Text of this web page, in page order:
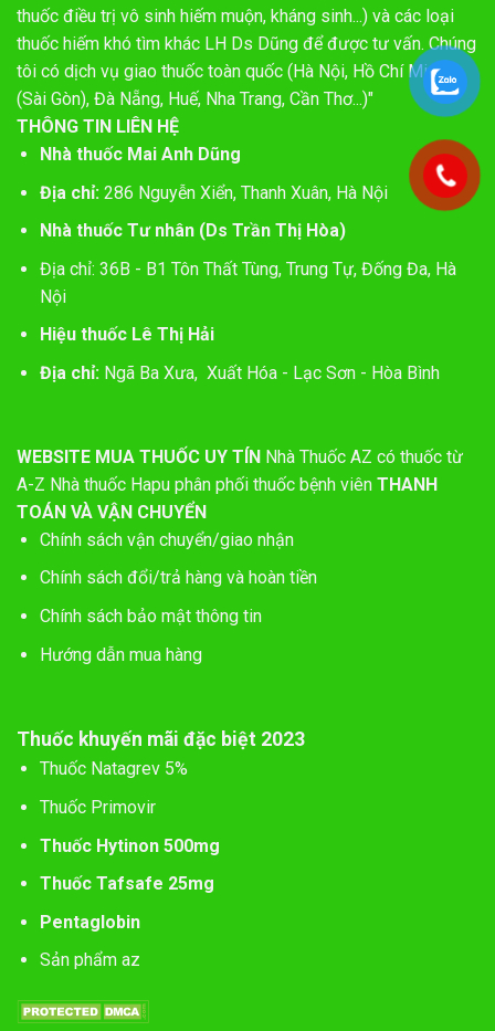
thuốc điều trị vô sinh hiếm muộn, kháng sinh...) và các loại
thuốc hiếm khó tìm khác LH Ds Dũng để được tư vấn. Chúng
tôi có dịch vụ giao thuốc toàn quốc (Hà Nội, Hồ Chí Minh
(Sài Gòn), Đà Nẵng, Huế, Nha Trang, Cần Thơ...)"
THÔNG TIN LIÊN HỆ
Nhà thuốc Mai Anh Dũng
Địa chỉ:286 Nguyễn Xiển, Thanh Xuân, Hà Nội
Nhà thuốc Tư nhân (Ds Trần Thị Hòa)
Địa chỉ: 36B - B1 Tôn Thất Tùng, Trung Tự, Đống Đa, Hà
Nội
Hiệu thuốc Lê Thị Hải
Địa chỉ: Ngã Ba Xưa, Xuất Hóa - Lạc Sơn - Hòa Bình
WEBSITE MUA THUỐC UY TÍN Nhà Thuốc AZ có thuốc từ
A-Z Nhà thuốc Hapu phân phối thuốc bệnh viên THANH
TOÁN VÀ VẬN CHUYỂN
Chính sách vận chuyển/giao nhận
Chính sách đổi/trả hàng và hoàn tiền
Chính sách bảo mật thông tin
Hướng dẫn mua hàng
Thuốc khuyến mãi đặc biệt 2023
Thuốc Natagrev 5%
Thuốc Primovir
Thuốc Hytinon 500mg
Thuốc Tafsafe 25mg
Pentaglobin
Sản phẩm az